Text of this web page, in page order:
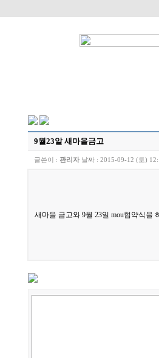
9월23알 새마을금고
글쓴이 : 관리자 날짜 : 2015-09-12 (토)
새마을 금고와 9월 23일 mou협약식을